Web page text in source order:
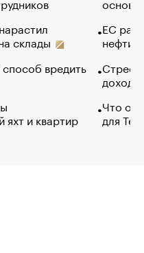
склады
вредить
и квартир
ЕС
нефти
Что
для